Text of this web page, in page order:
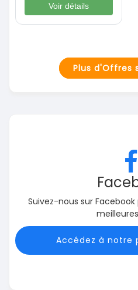
Voir détails
Plus d'Offres
Suivez-nous sur
Accédez à notre